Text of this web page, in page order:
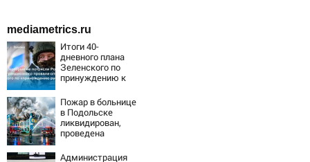
mediametrics.ru
Итоги 40-
дневного плана
Зеленского по
принуждению к
ответила Россия,
полный разбор
провала операции
Украины от
военкора Коца
Пожар в больнице
в Подольске
ликвидирован,
проведена
Администрация